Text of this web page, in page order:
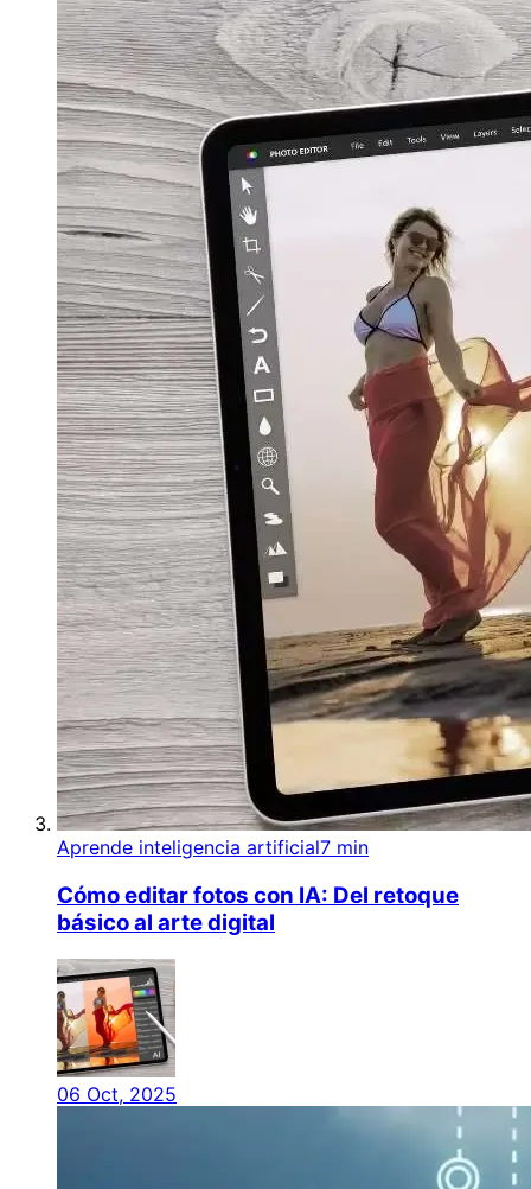
Aprende inteligencia artificial7 min
Cómo editar fotos con IA: Del retoque
básico al arte digital
06 Oct, 2025